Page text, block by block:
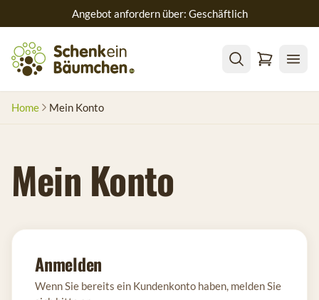
Angebot anfordern über: Geschäftlich
Home Mein Konto
Mein Konto
Anmelden
Wenn Sie bereits ein Kundenkonto haben, melden Sie